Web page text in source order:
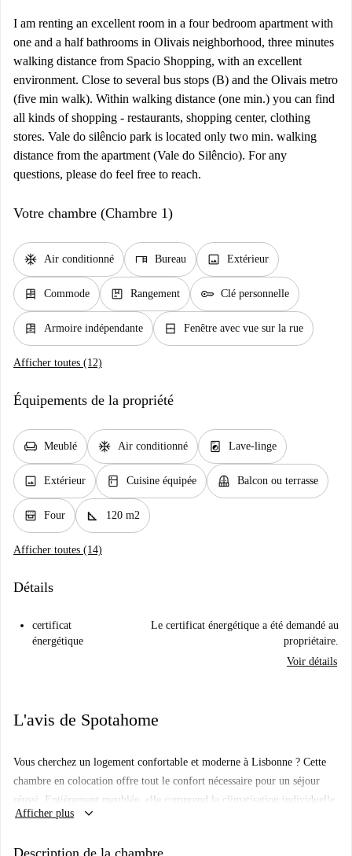
I am renting an excellent room in a four bedroom apartment with
one and a half bathrooms in Olivais neighborhood, three minutes
walking distance from Spacio Shopping, with an excellent
environment. Close to several bus stops (B) and the Olivais metro
(five min walk). Within walking distance (one min.) you can find
all kinds of shopping - restaurants, shopping center, clothing
stores. Vale do silêncio park is located only two min. walking
distance from the apartment (Vale do Silêncio). For any
questions, please do feel free to reach.
Votre chambre (Chambre 1)
ac_unit Air conditionné desk Bureau image Extérieur
dresser Commode package Rangement key Clé personnelle
dresser Armoire indépendante window_closed Fenêtre avec vue sur la rue
Afficher toutes (12)
Équipements de la propriété
chair Meublé ac_unit Air conditionné local_laundry_service Lave-linge
image Extérieur kitchen Cuisine équipée balcony Balcon ou terrasse
oven_gen Four square_foot 120 m2
Afficher toutes (14)
Détails
certificat
énergétique
Le certificat énergétique a été demandé au
propriétaire.
Voir détails
L'avis de Spotahome
Vous cherchez un logement confortable et moderne à Lisbonne ? Cette
chambre en colocation offre tout le confort nécessaire pour un séjour
réussi. Entièrement meublée, elle comprend la climatisation individuelle,
un lave-linge et une cuisine équipée avec four. Un joli balcon vous
Afficher plus keyboard_arrow_down
Description de la chambre